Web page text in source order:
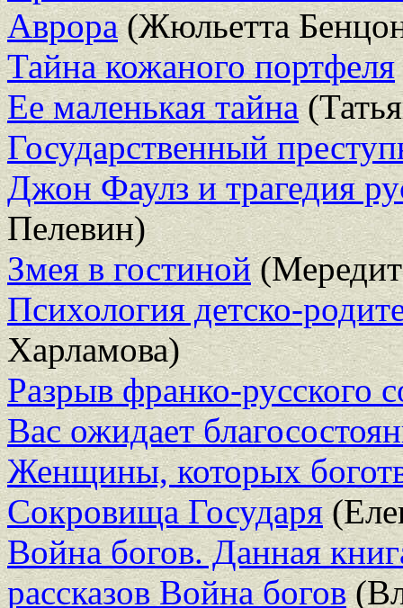
Аврора(Жюльетта
Тайна кожаного портфеля
Ее маленькая тайна
Государственный
Джон Фаулз и трагедия
Пелевин)
Змея в гостиной
Психология детско-
Харламова)
Разрыв франко-русского
Вас ожидает
Женщины, которых
Сокровища Государя
Война богов. Данная
рассказов Война богов